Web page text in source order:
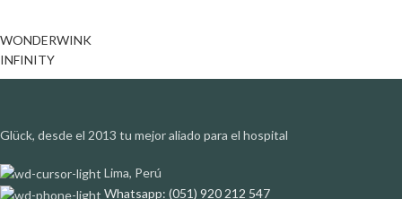
WONDERWINK
INFINITY
Glück, desde el 2013 tu mejor aliado para el hospital
Lima, Perú
Whatsapp: (051) 920 212 547